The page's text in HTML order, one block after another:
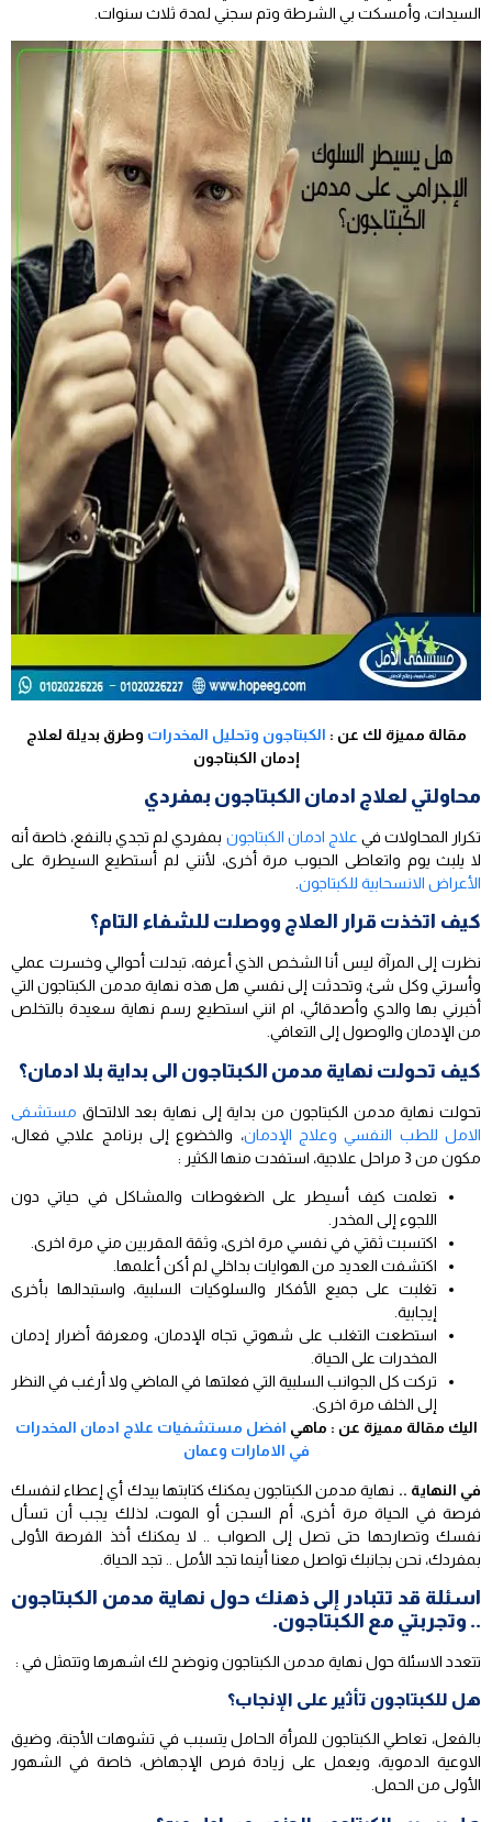
السيدات، وأمسكت بي الشرطة وتم سجني لمدة ثلاث سنوات.
مقالة مميزة لك عن : الكبتاجون وتحليل المخدرات وطرق بديلة لعلاج
إدمان الكبتاجون
محاولتي لعلاج ادمان الكبتاجون بمفردي
تكرار المحاولات في علاج ادمان الكبتاجون بمفردي لم تجدي بالنفع، خاصة أنه
لا يلبث يوم واتعاطى الحبوب مرة أخرى، لأنني لم أستطيع السيطرة على
الأعراض الانسحابية للكبتاجون
كيف اتخذت قرار العلاج ووصلت للشفاء التام؟
نظرت إلى المرآة ليس أنا الشخص الذي أعرفه، تبدلت أحوالي وخسرت عملي
وأسرتي وكل شئ، وتحدثت إلى نفسي هل هذه نهاية مدمن الكبتاجون التي
أخبرني بها والدي وأصدقائي، ام انني استطيع رسم نهاية سعيدة بالتخلص
من الإدمان والوصول إلى التعافي.
كيف تحولت نهاية مدمن الكبتاجون الى بداية بلا ادمان؟
تحولت نهاية مدمن الكبتاجون من بداية إلى نهاية بعد الالتحاق مستشفى
الامل للطب النفسي وعلاج الإدمان، والخضوع إلى برنامج علاجي فعال،
مكون من 3 مراحل علاجية، استفدت منها الكثير :
تعلمت كيف أسيطر على الضغوطات والمشاكل في حياتي دون
اللجوء إلى المخدر.
اكتسبت ثقتي في نفسي مرة اخرى، وثقة المقربين مني مرة اخرى.
اكتشفت العديد من الهوايات بداخلي لم أكن أعلمها.
تغلبت على جميع الأفكار والسلوكيات السلبية، واستبدالها بأخرى
إيجابية.
استطعت التغلب على شهوتي تجاه الإدمان، ومعرفة أضرار إدمان
المخدرات على الحياة.
تركت كل الجوانب السلبية التي فعلتها في الماضي ولا أرغب في النظر
إلى الخلف مرة اخرى.
اليك مقالة مميزة عن : ماهي افضل مستشفيات علاج ادمان المخدرات
في الامارات وعمان
في النهاية .. نهاية مدمن الكبتاجون يمكنك كتابتها بيدك أي إعطاء لنفسك
فرصة في الحياة مرة أخرى، أم السجن أو الموت، لذلك يجب أن تسأل
نفسك وتصارحها حتى تصل إلى الصواب .. لا يمكنك أخذ الفرصة الأولى
بمفردك، نحن بجانبك تواصل معنا أينما تجد الأمل .. تجد الحياة.
اسئلة قد تتبادر إلى ذهنك حول نهاية مدمن الكبتاجون
.. وتجربتي مع الكبتاجون.
تتعدد الاسئلة حول نهاية مدمن الكبتاجون ونوضح لك اشهرها وتتمثل في :
هل للكبتاجون تأثير على الإنجاب؟
بالفعل، تعاطي الكبتاجون للمرأة الحامل يتسبب في تشوهات الأجنة، وضيق
الاوعية الدموية، ويعمل على زيادة فرص الإجهاض، خاصة في الشهور
الأولى من الحمل.